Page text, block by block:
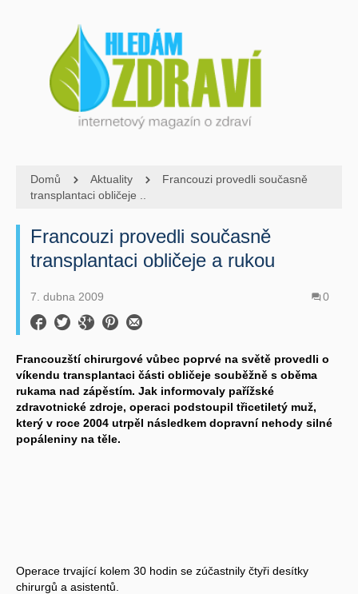
Domů Aktuality
Francouzi provedli současně
transplantaci obličeje ..
Francouzi provedli současně
transplantaci obličeje a rukou
7. dubna 2009 0
Francouzští chirurgové vůbec poprvé na světě provedli o
víkendu transplantaci části obličeje souběžně s oběma
rukama nad zápěstím. Jak informovaly pařížské
zdravotnické zdroje, operaci podstoupil třicetiletý muž,
který v roce 2004 utrpěl následkem dopravní nehody silné
popáleniny na těle.
Operace trvající kolem 30 hodin se zúčastnily čtyři desítky
chirurgů a asistentů.